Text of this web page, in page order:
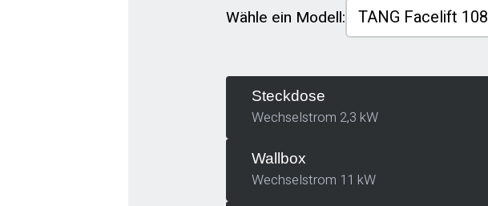
Wähle ein Modell:
Steckdose
Wechselstrom 2,3 kW
Wallbox
Wechselstrom 11 kW